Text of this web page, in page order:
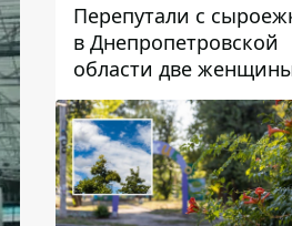
Перепутали с
в Днепропетровской
области две
отравились грибами